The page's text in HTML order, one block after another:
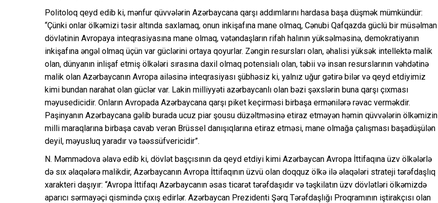
Politoloq qeyd edib ki, mənfur qüvvələrin Azərbaycana qarşı addımlarını hardasa başa düşmək mümkündür:
“Çünki onlar ölkəmizi təsir altında saxlamaq, onun inkişafına mane olmaq, Cənubi Qafqazda güclü bir müsəlman
dövlətinin Avropaya inteqrasiyasına mane olmaq, vətəndaşların rifah halının yüksəlməsinə, demokratiyanın
inkişafına əngəl olmaq üçün var güclərini ortaya qoyurlar. Zəngin resursları olan, əhalisi yüksək intellektə malik
olan, dünyanın inlişaf etmiş ölkələri sırasına daxil olmaq potensialı olan, təbii və insan resurslarının vəhdətinə
malik olan Azərbaycanın Avropa ailəsinə inteqrasiyası şübhəsiz ki, yalnız uğur gətirə bilər və qeyd etdiyimiz
kimi bundan narahat olan güclər var. Lakin milliyyəti azərbaycanlı olan bəzi şəxslərin buna qarşı çıxması
məyusedicidir. Onların Avropada Azərbaycana qarşı piket keçirməsi birbaşa ermənilərə rəvac verməkdir.
Paşinyanın Azərbaycana gəlib burada ucuz piar şousu düzəltməsinə etiraz etməyən həmin qüvvələrin ölkəmizin
milli maraqlarına birbaşa cavab verən Brüssel danışıqlarına etiraz etməsi, mane olmağa çalışması başadüşülən
deyil, məyusluq yaradır və təəssüfvericidir”.
N. Məmmədova əlavə edib ki, dövlət başçısının da qeyd etdiyi kimi Azərbaycan Avropa İttifaqına üzv ölkələrlə
də sıx əlaqələrə malikdir, Azərbaycanın Avropa İttifaqının üzvü olan doqquz ölkə ilə əlaqələri strateji tərəfdaşlıq
xarakteri daşıyır: “Avropa İttifaqı Azərbaycanın əsas ticarət tərəfdaşıdır və təşkilatın üzv dövlətləri ölkəmizdə
aparıcı sərmayəçi qismində çıxış edirlər. Azərbaycan Prezidenti Şərq Tərəfdaşlığı Proqramının iştirakçısı olan